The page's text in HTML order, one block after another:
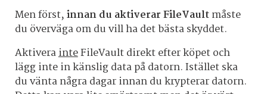
Men först,innan du aktiverar FileVaultmåste
du överväga om du vill ha det bästa skyddet.
AktiverainteFileVault direkt efter köpet och
lägg inte in känslig data på datorn. Istället ska
du vänta några dagar innan du krypterar datorn.